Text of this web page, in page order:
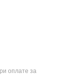
оплате за